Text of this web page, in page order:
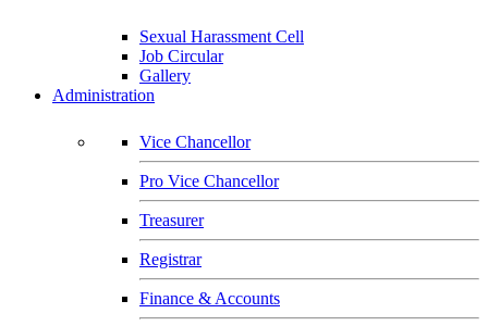
Sexual Harassment Cell
Job Circular
Gallery
Administration
Vice Chancellor
Pro Vice Chancellor
Treasurer
Registrar
Finance & Accounts